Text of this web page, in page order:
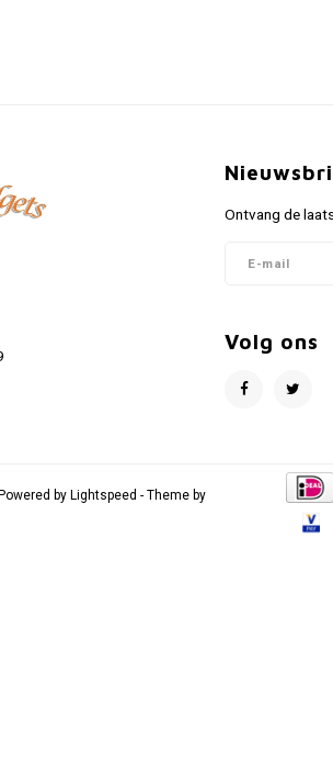
Ontvang de
Volg ons
byLightspeed - Theme by